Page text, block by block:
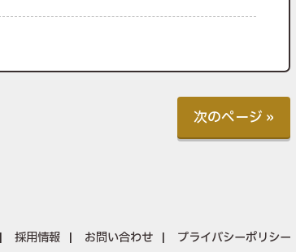
次のページ »
採用情報 お問い合わせ プライバシーポリシー